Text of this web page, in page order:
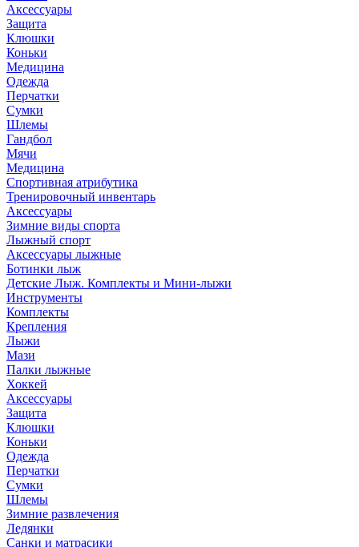
Аксессуары
Защита
Клюшки
Коньки
Медицина
Одежда
Перчатки
Сумки
Шлемы
Гандбол
Мячи
Медицина
Спортивная атрибутика
Тренировочный инвентарь
Аксессуары
Зимние виды спорта
Лыжный спорт
Аксессуары лыжные
Ботинки лыж
Детские Лыж. Комплекты и Мини-лыжи
Инструменты
Комплекты
Крепления
Лыжи
Мази
Палки лыжные
Хоккей
Аксессуары
Защита
Клюшки
Коньки
Одежда
Перчатки
Сумки
Шлемы
Зимние развлечения
Ледянки
Санки и матрасики